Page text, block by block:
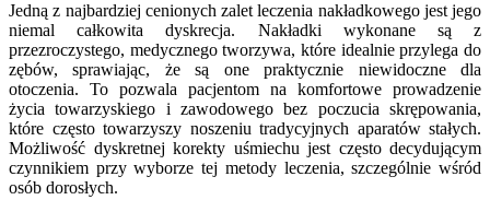
Jedną z najbardziej cenionych zalet leczenia nakładkowego jest jego
niemal całkowita dyskrecja. Nakładki wykonane są z
przezroczystego, medycznego tworzywa, które idealnie przylega do
zębów, sprawiając, że są one praktycznie niewidoczne dla
otoczenia. To pozwala pacjentom na komfortowe prowadzenie
życia towarzyskiego i zawodowego bez poczucia skrępowania,
które często towarzyszy noszeniu tradycyjnych aparatów stałych.
Możliwość dyskretnej korekty uśmiechu jest często decydującym
czynnikiem przy wyborze tej metody leczenia, szczególnie wśród
osób dorosłych.